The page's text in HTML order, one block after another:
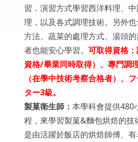
習．演習方式學習西洋料理、
理，以及各式調理技術。另外
方法、蔬菜的處理方式、湯頭
者也能安心學習。 可取得資格
資格/畢業同時取得）、專門調
（在學中技術考察合格者）、
ター3級。
製菓衛生師： 本學科會提供480
程，來學習製菓&麵包烘焙的技
是由活躍於飯店的烘焙師傅、